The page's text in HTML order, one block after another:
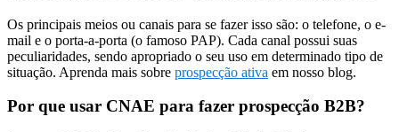
Os principais meios ou canais para se fazer isso são: o telefone, o e-
mail e o porta-a-porta (o famoso PAP). Cada canal possui suas
peculiaridades, sendo apropriado o seu uso em determinado tipo de
situação. Aprenda mais sobre prospecção ativa em nosso blog.
Por que usar CNAE para fazer prospecção B2B?